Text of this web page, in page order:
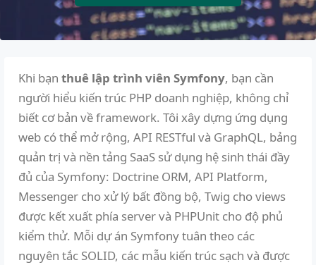
Khi bạn thuê lập trình viên Symfony, bạn cần
người hiểu kiến trúc PHP doanh nghiệp, không chỉ
biết cơ bản về framework. Tôi xây dựng ứng dụng
web có thể mở rộng, API RESTful và GraphQL, bảng
quản trị và nền tảng SaaS sử dụng hệ sinh thái đầy
đủ của Symfony: Doctrine ORM, API Platform,
Messenger cho xử lý bất đồng bộ, Twig cho views
được kết xuất phía server và PHPUnit cho độ phủ
kiểm thử. Mỗi dự án Symfony tuân theo các
nguyên tắc SOLID, các mẫu kiến trúc sạch và được